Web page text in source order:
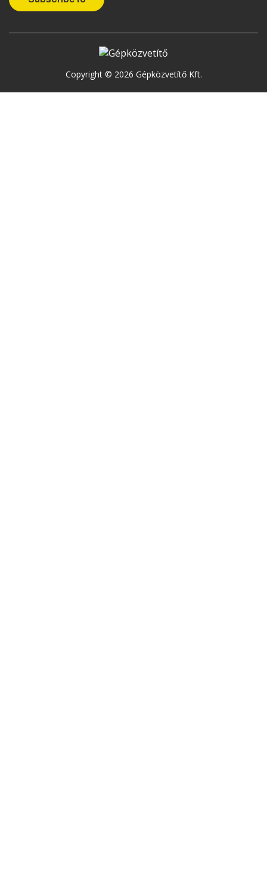
Copyright © 2026 Gépközvetítő Kft.